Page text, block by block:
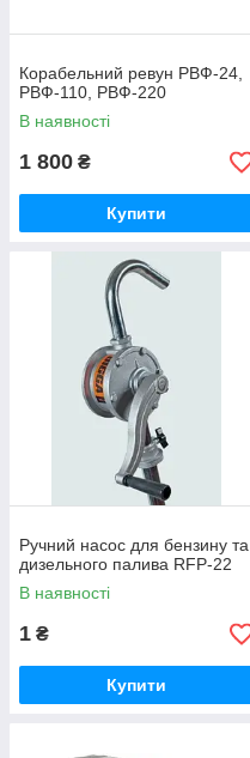
Корабельний ревун РВФ-24,
РВФ-110, РВФ-220
В наявності
1 800 ₴
Купити
Ручний насос для бензину та
дизельного палива RFP-22
В наявності
1 ₴
Купити